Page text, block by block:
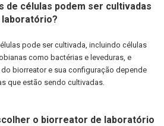
de células podem ser cultivadas
pode ser cultivada, incluindo células
como bactérias e leveduras, e
biorreator e sua configuração depende
que estão sendo cultivadas.
o biorreator de laboratório